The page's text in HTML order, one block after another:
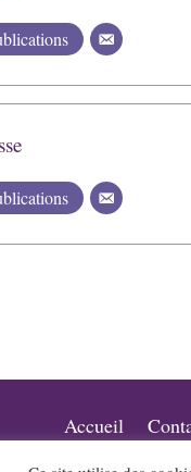
Accueil